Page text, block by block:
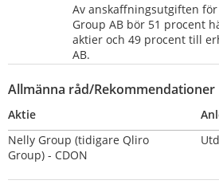
Av anskaffningsutgiften
Group AB bör 51 procent
aktier och 49 procent till
AB.
Allmänna råd/Rekommendationer
Aktie
Nelly Group (tidigare Qliro
Group) - CDON